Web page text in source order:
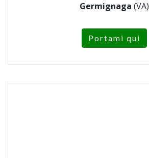
Germignaga (VA)
Portami qui